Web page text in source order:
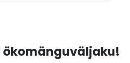
ökomänguväljaku!